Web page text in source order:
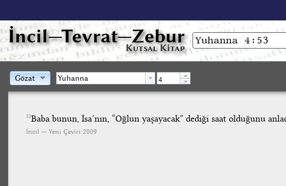
İncil—Tevrat—Zebur
Kutsal Kitap
Gözat
53Baba bunun, İsa’nın, “Oğlun yaşayacak” dediği saat olduğunu
İncil — Yeni Çeviri 2009